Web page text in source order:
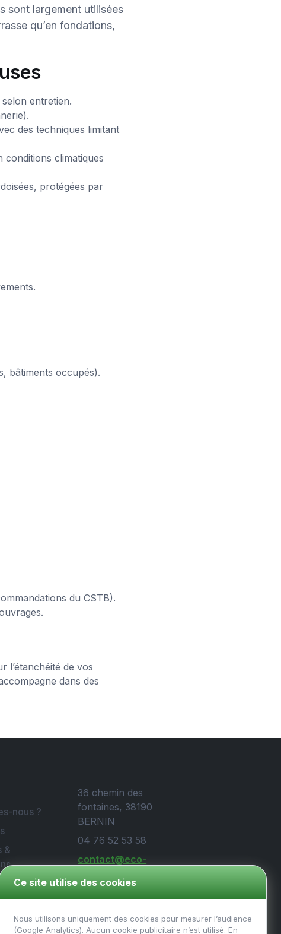
sont largement utilisées
qu’en fondations,
entretien.
des techniques limitant
climatiques
protégées par
bâtiments occupés).
du CSTB).
l’étanchéité de vos
dans des
nous ?
&
36 chemin des
fontaines, 38190
BERNIN
04 76 52 53 58
contact@eco-
Ce site utilise des cookies
Nous utilisons uniquement des cookies pour mesurer l’audience
(Google Analytics). Aucun cookie publicitaire n’est utilisé. En